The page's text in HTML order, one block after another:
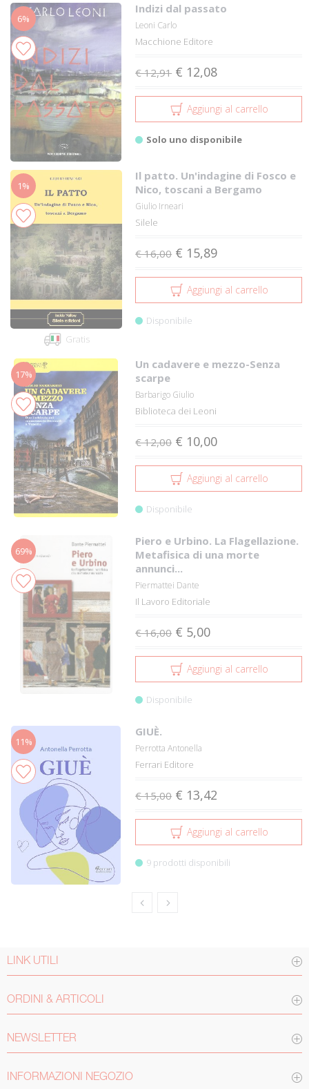
6%
Indizi dal passato
Leoni Carlo
Macchione Editore
€ 12,91 € 12,08
Aggiungi al carrello
Solo uno disponibile
1%
Gratis
Il patto. Un'indagine di Fosco e
Nico, toscani a Bergamo
Giulio Irneari
Silele
€ 16,00 € 15,89
Aggiungi al carrello
Disponibile
17%
Un cadavere e mezzo-Senza
scarpe
Barbarigo Giulio
Biblioteca dei Leoni
€ 12,00 € 10,00
Aggiungi al carrello
Disponibile
69%
Piero e Urbino. La Flagellazione.
Metafisica di una morte
annunci...
Piermattei Dante
Il Lavoro Editoriale
€ 16,00 € 5,00
Aggiungi al carrello
Disponibile
11%
GIUÈ.
Perrotta Antonella
Ferrari Editore
€ 15,00 € 13,42
Aggiungi al carrello
9 prodotti disponibili
LINK UTILI
ORDINI & ARTICOLI
NEWSLETTER
INFORMAZIONI NEGOZIO